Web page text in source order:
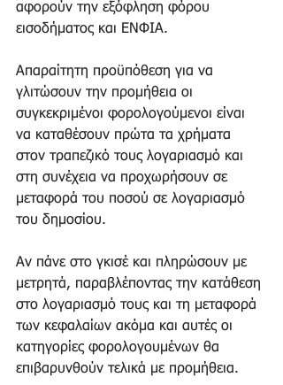
αφορούν την εξόφληση φόρου
εισοδήματος και ΕΝΦΙΑ.
Απαραίτητη προϋπόθεση για να
γλιτώσουν την προμήθεια οι
συγκεκριμένοι φορολογούμενοι είναι
να καταθέσουν πρώτα τα χρήματα
στον τραπεζικό τους λογαριασμό και
στη συνέχεια να προχωρήσουν σε
μεταφορά του ποσού σε λογαριασμό
του δημοσίου.
Αν πάνε στο γκισέ και πληρώσουν με
μετρητά, παραβλέποντας την κατάθεση
στο λογαριασμό τους και τη μεταφορά
των κεφαλαίων ακόμα και αυτές οι
κατηγορίες φορολογουμένων θα
επιβαρυνθούν τελικά με προμήθεια.